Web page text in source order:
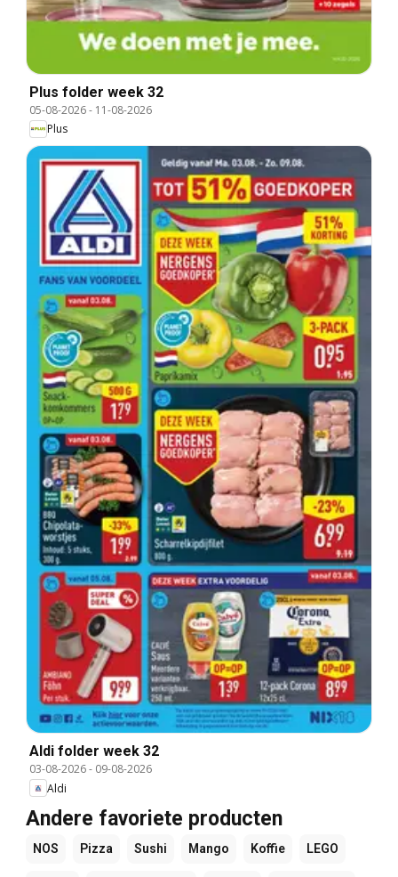
Plus folder week 32
05-08-2026- 11-08-2026
Plus
Aldi folder week 32
03-08-2026- 09-08-2026
Aldi
Andere favoriete producten
NOS Pizza Sushi Mango Koffie LEGO